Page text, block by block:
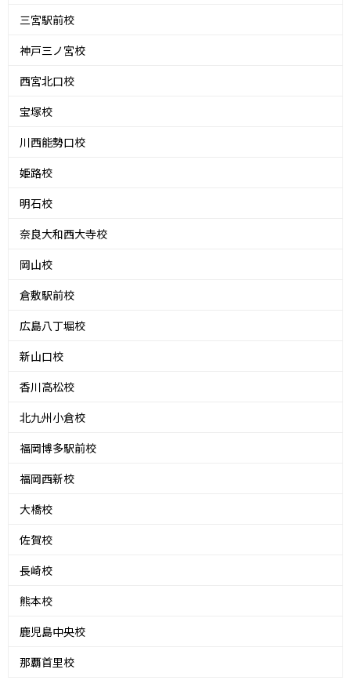
三宮駅前校
神戸三ノ宮校
西宮北口校
宝塚校
川西能勢口校
姫路校
明石校
奈良大和西大寺校
岡山校
倉敷駅前校
広島八丁堀校
新山口校
香川高松校
北九州小倉校
福岡博多駅前校
福岡西新校
大橋校
佐賀校
長崎校
熊本校
鹿児島中央校
那覇首里校